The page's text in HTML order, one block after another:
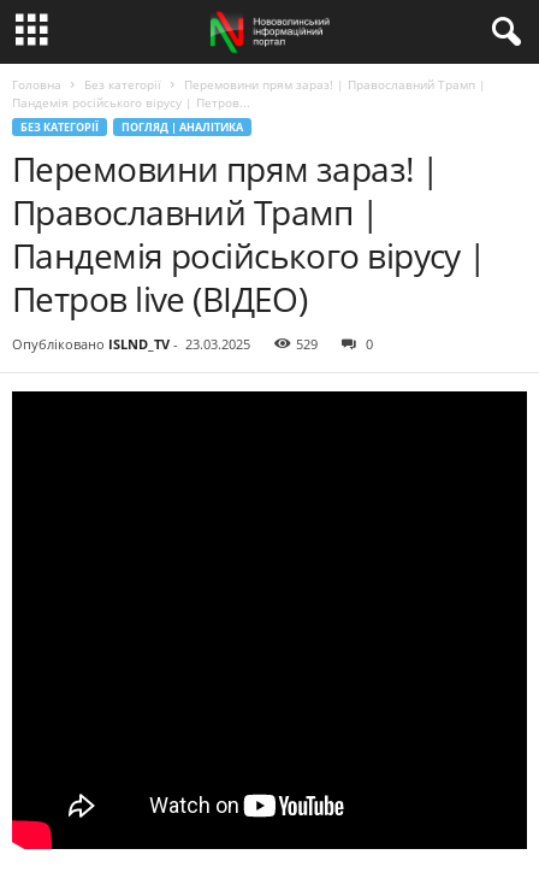
Головна Без категорії
Перемовини прям зараз! | Православний Трамп |
Пандемія російського вірусу | Петров...
БЕЗ КАТЕГОРІЇ ПОГЛЯД | АНАЛІТИКА
Перемовини прям зараз! |
Православний Трамп |
Пандемія російського вірусу |
Петров live (ВІДЕО)
Опубліковано ISLND_TV - 23.03.2025 529 0